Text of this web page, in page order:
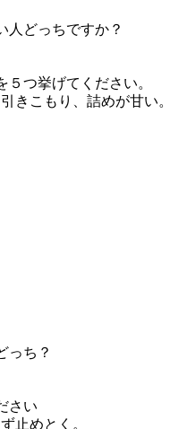
人どっちですか？
つ挙げてください。
きこもり、詰めが甘い。
っち？
さい
止めとく。